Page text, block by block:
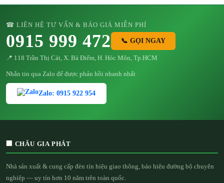
☎ LIÊN HỆ TƯ VẤN & BÁO GIÁ MIỄN PHÍ
0915 999 472 📞 GỌI NGAY
📍 118 Trần Thị Cát, X. Bà Điểm, H. Hóc Môn, Tp.HCM
Nhắn tin qua Zalo để được phản hồi nhanh nhất
Zalo: 0915 922 954
🏢 CHÂU GIA PHÁT
Nhà sản xuất & cung cấp đèn tín hiệu giao thông, báo hiệu đường bộ chuyên
nghiệp — uy tín hơn 10 năm trên toàn quốc.